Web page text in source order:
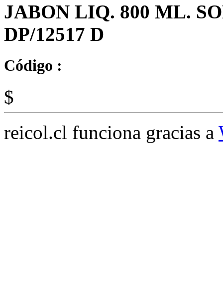
JABON LIQ. 800 ML.
DP/12517 D
Código :
$
reicol.cl funciona gracias a